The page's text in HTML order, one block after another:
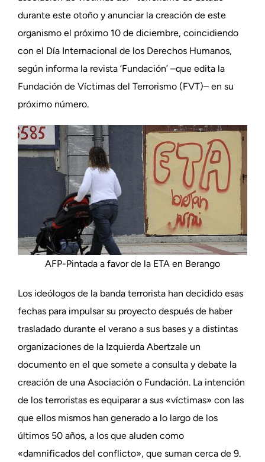
durante este otoño y anunciar la creación de este
organismo el próximo 10 de diciembre, coincidiendo
con el Día Internacional de los Derechos Humanos,
según informa la revista ‘Fundación’ –que edita la
Fundación de Víctimas del Terrorismo (FVT)– en su
próximo número.
AFP-Pintada a favor de la ETA en Berango
Los ideólogos de la banda terrorista han decidido esas
fechas para impulsar su proyecto después de haber
trasladado durante el verano a sus bases y a distintas
organizaciones de la Izquierda Abertzale un
documento en el que somete a consulta y debate la
creación de una Asociación o Fundación. La intención
de los terroristas es equiparar a sus «víctimas» con las
que ellos mismos han generado a lo largo de los
últimos 50 años, a los que aluden como
«damnificados del conflicto», que suman cerca de 9.